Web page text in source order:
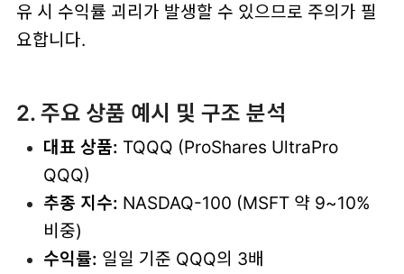
유 시 수익률 괴리가 발생할 수 있으므로 주의가 필
요합니다.
2. 주요 상품 예시 및 구조 분석
대표 상품: TQQQ (ProShares UltraPro
QQQ)
추종 지수: NASDAQ-100 (MSFT 약 9~10%
비중)
수익률: 일일 기준 QQQ의 3배